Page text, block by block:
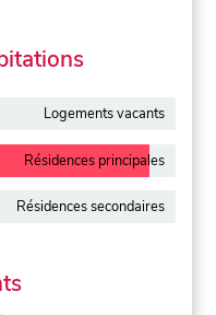
Logements vacants
Résidences principales
Résidences secondaires